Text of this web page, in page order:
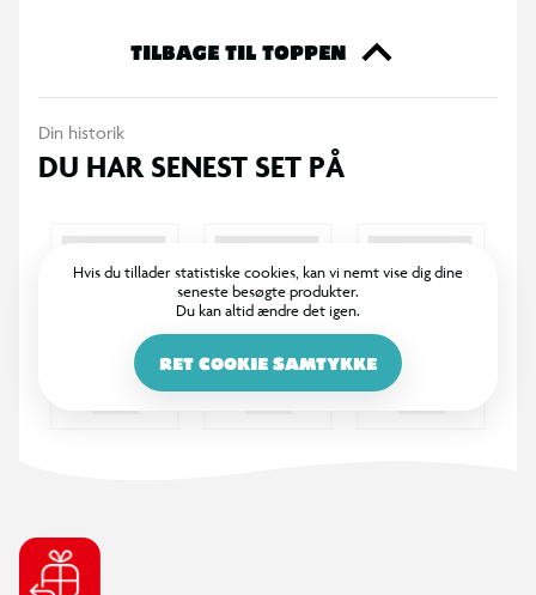
TILBAGE TIL TOPPEN
Din historik
DU HAR SENEST SET PÅ
Hvis du tillader statistiske cookies, kan vi nemt vise dig dine
seneste besøgte produkter.
Du kan altid ændre det igen.
RET COOKIE SAMTYKKE